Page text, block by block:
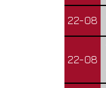
22-08
22-08